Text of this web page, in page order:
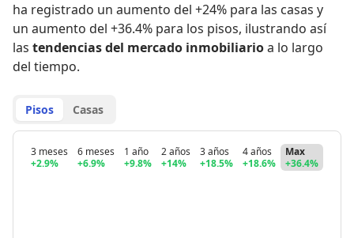
ha registrado un aumento del +24% para las casas y
un aumento del +36.4% para los pisos, ilustrando así
las tendencias del mercado inmobiliarioa lo largo
del tiempo.
Pisos Casas
3 meses
+2.9%
6 meses
+6.9%
1 año
+9.8%
2 años
+14%
3 años
+18.5%
4 años
+18.6%
Max
+36.4%